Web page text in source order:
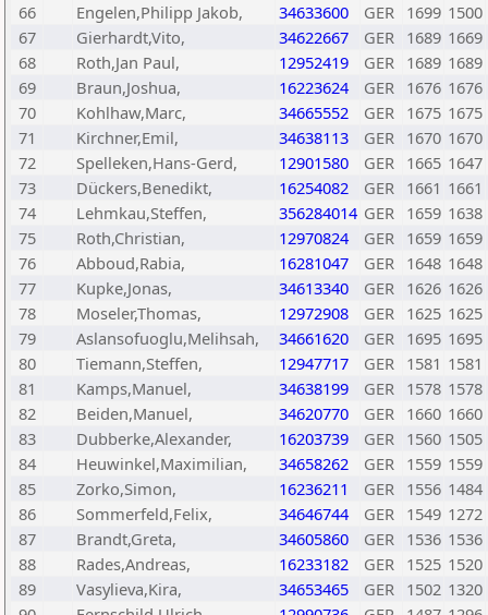
66
Engelen,Philipp Jakob, 34633600 GER 1699 1500
67
Gierhardt,Vito, 34622667 GER 1689 1669
68
Roth,Jan Paul, 12952419 GER 1689 1689
69
Braun,Joshua, 16223624 GER 1676 1676
70
Kohlhaw,Marc, 34665552 GER 1675 1675
71
Kirchner,Emil, 34638113 GER 1670 1670
72
Spelleken,Hans-Gerd, 12901580 GER 1665 1647
73
Dückers,Benedikt, 16254082 GER 1661 1661
74
Lehmkau,Steffen, 356284014 GER 1659 1638
75
Roth,Christian, 12970824 GER 1659 1659
76
Abboud,Rabia, 16281047 GER 1648 1648
77
Kupke,Jonas, 34613340 GER 1626 1626
78
Moseler,Thomas, 12972908 GER 1625 1625
79
Aslansofuoglu,Melihsah, 34661620 GER 1695 1695
80
Tiemann,Steffen, 12947717 GER 1581 1581
81
Kamps,Manuel, 34638199 GER 1578 1578
82
Beiden,Manuel, 34620770 GER 1660 1660
83
Dubberke,Alexander, 16203739 GER 1560 1505
84
Heuwinkel,Maximilian, 34658262 GER 1559 1559
85
Zorko,Simon, 16236211 GER 1556 1484
86
Sommerfeld,Felix, 34646744 GER 1549 1272
87
Brandt,Greta, 34605860 GER 1536 1536
88
Rades,Andreas, 16233182 GER 1525 1520
89
Vasylieva,Kira, 34653465 GER 1502 1320